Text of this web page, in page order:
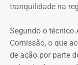
tranquilidade na
Segundo o técnico
Comissão, o que
de ação por parte